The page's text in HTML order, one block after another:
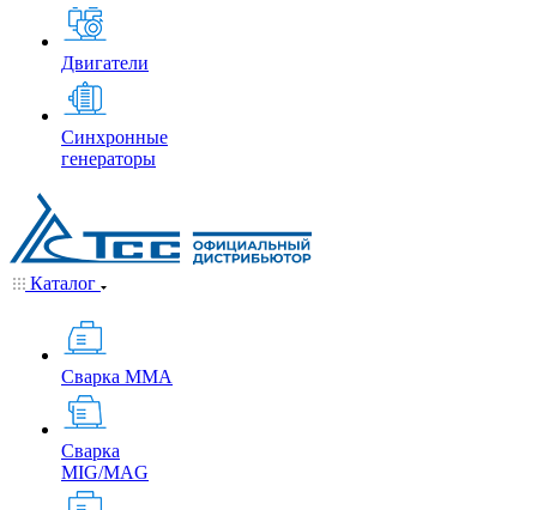
Двигатели
Синхронные
генераторы
Каталог
Сварка MMA
Сварка
MIG/MAG